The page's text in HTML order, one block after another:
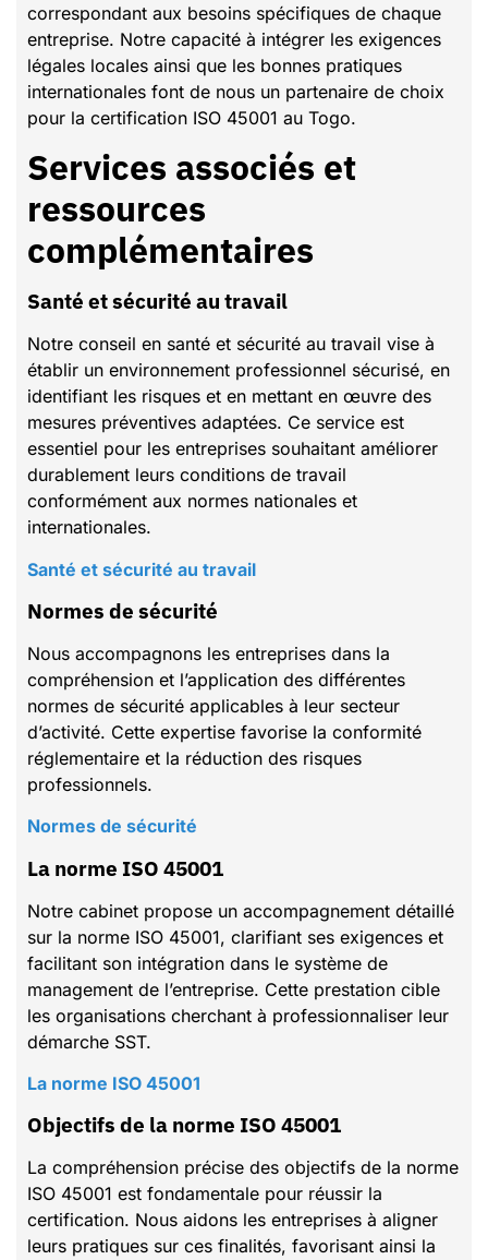
correspondant aux besoins spécifiques de chaque
entreprise. Notre capacité à intégrer les exigences
légales locales ainsi que les bonnes pratiques
internationales font de nous un partenaire de choix
pour la certification ISO 45001 au Togo.
Services associés et
ressources
complémentaires
Santé et sécurité au travail
Notre conseil en santé et sécurité au travail vise à
établir un environnement professionnel sécurisé, en
identifiant les risques et en mettant en œuvre des
mesures préventives adaptées. Ce service est
essentiel pour les entreprises souhaitant améliorer
durablement leurs conditions de travail
conformément aux normes nationales et
internationales.
Santé et sécurité au travail
Normes de sécurité
Nous accompagnons les entreprises dans la
compréhension et l’application des différentes
normes de sécurité applicables à leur secteur
d’activité. Cette expertise favorise la conformité
réglementaire et la réduction des risques
professionnels.
Normes de sécurité
La norme ISO 45001
Notre cabinet propose un accompagnement détaillé
sur la norme ISO 45001, clarifiant ses exigences et
facilitant son intégration dans le système de
management de l’entreprise. Cette prestation cible
les organisations cherchant à professionnaliser leur
démarche SST.
La norme ISO 45001
Objectifs de la norme ISO 45001
La compréhension précise des objectifs de la norme
ISO 45001 est fondamentale pour réussir la
certification. Nous aidons les entreprises à aligner
leurs pratiques sur ces finalités, favorisant ainsi la